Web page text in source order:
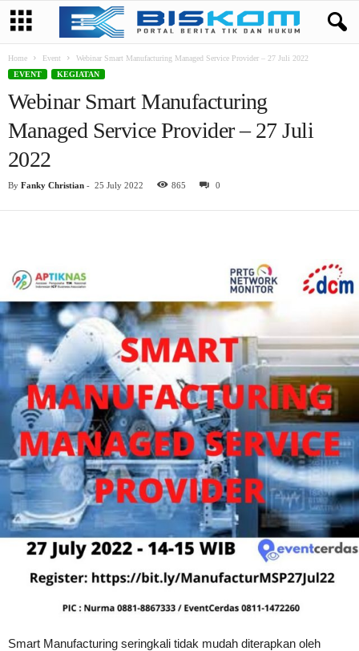
Home Event
Webinar Smart Manufacturing Managed Service Provider – 27 Juli 2022
EVENT
KEGIATAN
Webinar Smart Manufacturing
Managed Service Provider – 27 Juli
2022
By Fanky Christian - 25 July 2022 865 0
Smart Manufacturing seringkali tidak mudah diterapkan oleh